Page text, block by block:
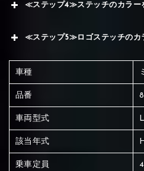
≪ステップ4≫ステッチのカラー
≪ステップ5≫ロゴステッチのカ
車種
品番
車両型式
該当年式
乗車定員